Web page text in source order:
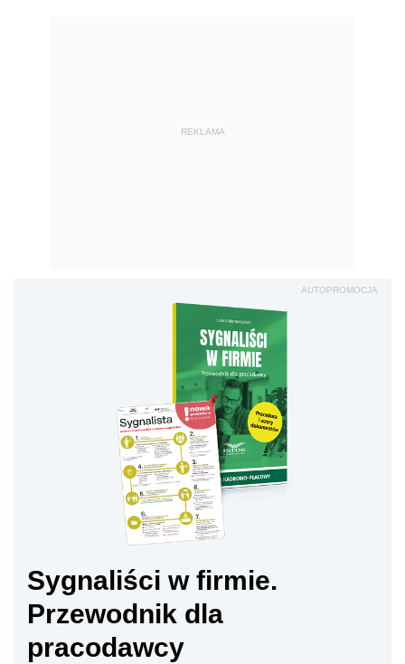
REKLAMA
AUTOPROMOCJA
Sygnaliści w firmie.
Przewodnik dla
pracodawcy